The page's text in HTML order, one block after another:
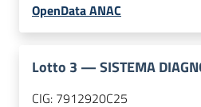
OpenData ANAC
Lotto 3 —SISTEMA
CIG: 7912920C25